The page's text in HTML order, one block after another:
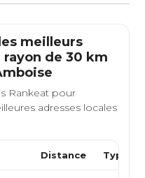
meilleurs
de 30 km
Rankeat pour
adresses locales
Distance Type